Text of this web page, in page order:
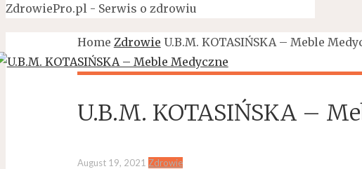
ZdrowiePro.pl - Serwis o zdrowiu
Home Zdrowie U.B.M. KOTASIŃSKA – Meble
U.B.M. KOTASIŃSKA –
August 19, 2021 Zdrowie